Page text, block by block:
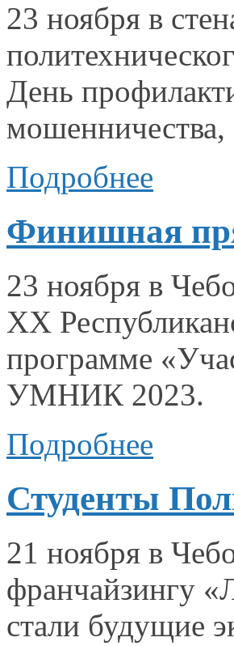
23 ноября в
День
Подробнее
Финишная
23 ноября в
XX
программе
УМНИК 2023.
Подробнее
Студенты
21 ноября в
франчайзингу
стали будущие